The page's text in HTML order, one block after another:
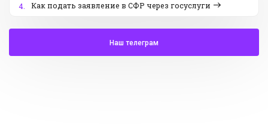
4.
Как подать заявление в СФР через госуслуги
Наш телеграм